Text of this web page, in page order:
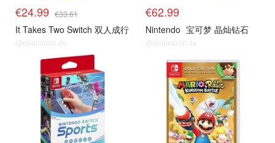
€24.99 €33.61
It Takes Two Switch 双人成行
@dealmoon.de
€62.99
Nintendo 宝可梦 晶灿钻石
@dealmoon.de